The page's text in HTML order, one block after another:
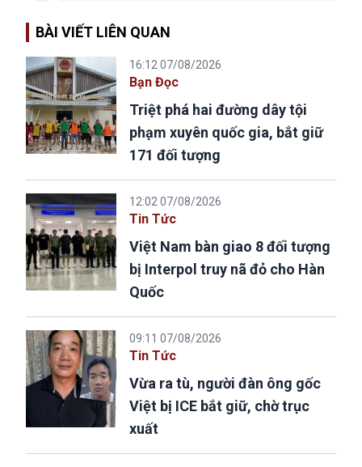
BÀI VIẾT LIÊN QUAN
16:12 07/08/2026
Bạn Đọc
Triệt phá hai đường dây tội
phạm xuyên quốc gia, bắt giữ
171 đối tượng
12:02 07/08/2026
Tin Tức
Việt Nam bàn giao 8 đối tượng
bị Interpol truy nã đỏ cho Hàn
Quốc
09:11 07/08/2026
Tin Tức
Vừa ra tù, người đàn ông gốc
Việt bị ICE bắt giữ, chờ trục
xuất